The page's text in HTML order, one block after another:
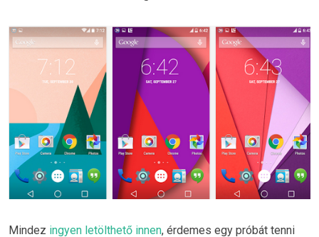
Mindez ingyen letölthető innen, érdemes egy próbát tenni